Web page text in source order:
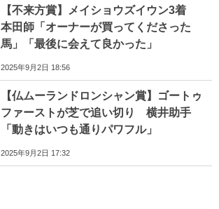
【不来方賞】メイショウズイウン3着
本田師「オーナーが買ってくださった
馬」「最後に会えて良かった」
2025年9月2日 18:56
【仏ムーランドロンシャン賞】ゴートゥ
ファーストが芝で追い切り 横井助手
「動きはいつも通りパワフル」
2025年9月2日 17:32